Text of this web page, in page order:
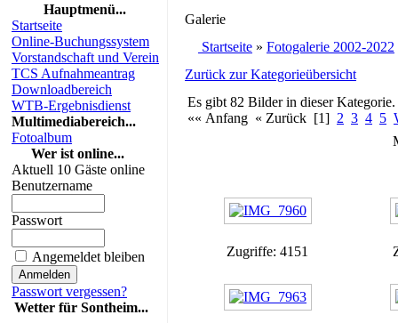
Hauptmenü...
Startseite
Online-Buchungssystem
Vorstandschaft und Verein
TCS Aufnahmeantrag
Downloadbereich
WTB-Ergebnisdienst
Multimediabereich...
Fotoalbum
Wer ist online...
Aktuell 10 Gäste online
Benutzername
Passwort
Angemeldet bleiben
Passwort vergessen?
Wetter für Sontheim...
Galerie
Startseite » Fotogalerie 2002-2022
Zurück zur Kategorieübersicht
Es gibt 82 Bilder in dieser Kategorie.
«« Anfang « Zurück [1] 2 3 4 5
Zugriffe: 4151